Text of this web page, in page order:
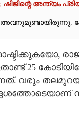
അന്ത്യം
25
വരും